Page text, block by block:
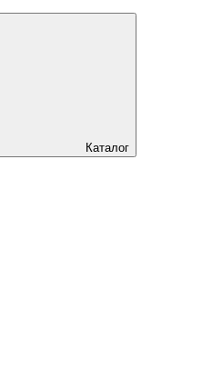
Каталог